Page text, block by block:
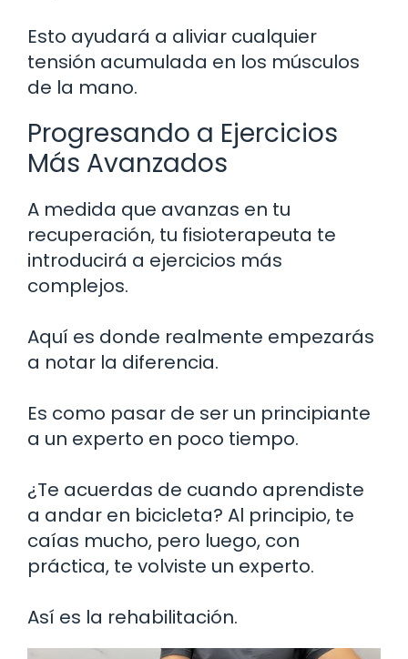
Esto ayudará a aliviar cualquier
tensión acumulada en los músculos
de la mano.
Progresando a Ejercicios
Más Avanzados
A medida que avanzas en tu
recuperación, tu fisioterapeuta te
introducirá a ejercicios más
complejos.
Aquí es donde realmente empezarás
a notar la diferencia.
Es como pasar de ser un principiante
a un experto en poco tiempo.
¿Te acuerdas de cuando aprendiste
a andar en bicicleta? Al principio, te
caías mucho, pero luego, con
práctica, te volviste un experto.
Así es la rehabilitación.